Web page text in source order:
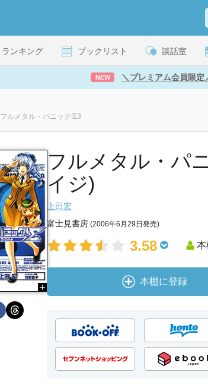
ランキング ブックリスト 談話室
NEW ＼プレミアム会員限定
フルメタル・パニック!Σ3
フルメタル・パ
イジ)
上田宏
富士見書房 (2006年6月29日発売)
3.58 本
本棚に登録